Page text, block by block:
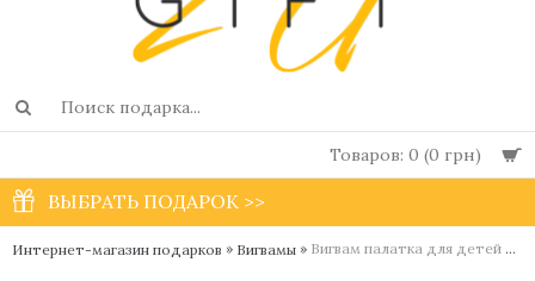
Товаров: 0 (0 грн)
ВЫБРАТЬ ПОДАРОК >>
Интернет-магазин подарков » Вигвамы » Вигвам палатка для детей Стоит на Берегу